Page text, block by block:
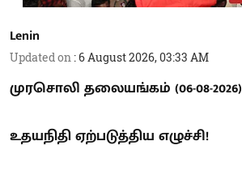
Lenin
Updated on :6 August 2026, 03:33 AM
முரசொலி தலையங்கம் (06-08-2026)
உதயநிதி ஏற்படுத்திய எழுச்சி!